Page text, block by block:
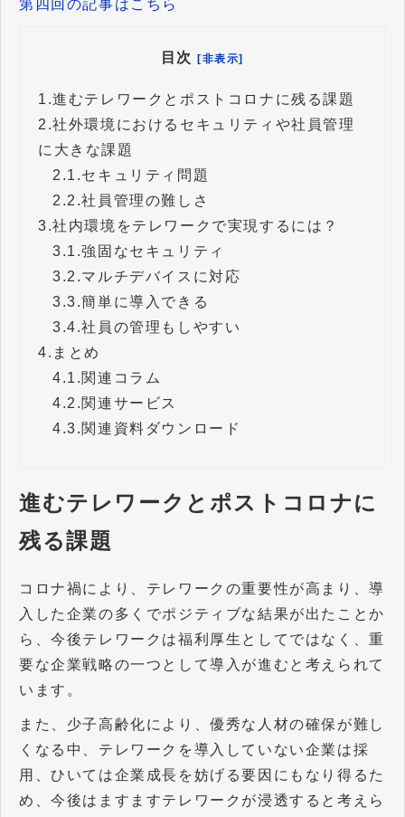
第四回の記事はこちら
目次 [非表示]
1.進むテレワークとポストコロナに残る課題
2.社外環境におけるセキュリティや社員管理
に大きな課題
2.1.セキュリティ問題
2.2.社員管理の難しさ
3.社内環境をテレワークで実現するには？
3.1.強固なセキュリティ
3.2.マルチデバイスに対応
3.3.簡単に導入できる
3.4.社員の管理もしやすい
4. まとめ
4.1.関連コラム
4.2.関連サービス
4.3.関連資料ダウンロード
進むテレワークとポストコロナに
残る課題
コロナ禍により、テレワークの重要性が高まり、導
入した企業の多くでポジティブな結果が出たことか
ら、今後テレワークは福利厚生としてではなく、重
要な企業戦略の一つとして導入が進むと考えられて
います。
また、少子高齢化により、優秀な人材の確保が難し
くなる中、テレワークを導入していない企業は採
用、ひいては企業成長を妨げる要因にもなり得るた
め、今後はますますテレワークが浸透すると考えら